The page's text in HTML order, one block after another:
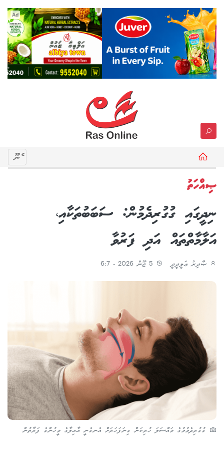
Ad
މެނޫ
ޞިއްހަތު
ނިދީގައި ގުގުރިދެމުން: ސަބަބުތަކާއި،
އަލާމާތްތައް އަދި ފަރުވާ
ޞާދިރު ޢަލީދީދީ
ގުގުރިދެމުމުގެ މައްސަލަ ހުރިކަން ގިނަފަހަރަށް އެނގެނީ އާއިލާގެ މީހުންގެ ފަރާތުން